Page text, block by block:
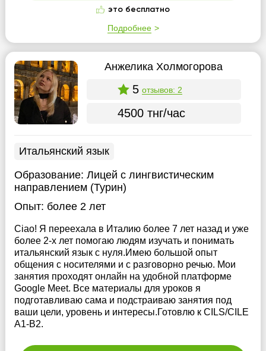
это бесплатно
Подробнее
Анжелика Холмогорова
5 отзывов: 2
4500 тнг/час
Итальянский язык
Образование: Лицей с лингвистическим
направлением (Турин)
Опыт: более 2 лет
Ciao! Я переехала в Италию более 7 лет назад и уже
более 2-х лет помогаю людям изучать и понимать
итальянский язык с нуля.Имею большой опыт
общения с носителями и с разговорно речью. Мои
занятия проходят онлайн на удобной платформе
Google Meet. Все материалы для уроков я
подготавливаю сама и подстраиваю занятия под
ваши цели, уровень и интересы.Готовлю к CILS/CILE
A1-B2.